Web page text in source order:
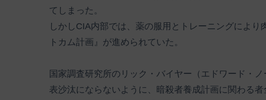
てしまった。
しかしCIA内部では、薬の服用とトレーニングによ
トカム計画』が進められていた。
国家調査研究所のリック・バイヤー（エドワード・
表沙汰にならないように、暗殺者養成計画に関わる者